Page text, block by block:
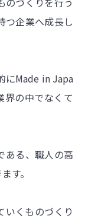
つ企業へ成長し
にMade in Japa
界の中でなくて
ある、職人の高
す。
いくものづくり